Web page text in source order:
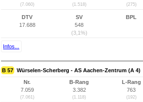
(7.060) (1.518) (275)
DTV
17.688
SV
548
(3,1%)
BPL
Infos...
B 57 Würselen-Scherberg - AS Aachen-Zentrum (A 4)
Nr.
7.059
(7.061)
B-Rang
3.382
(1.118)
L-Rang
763
(192)